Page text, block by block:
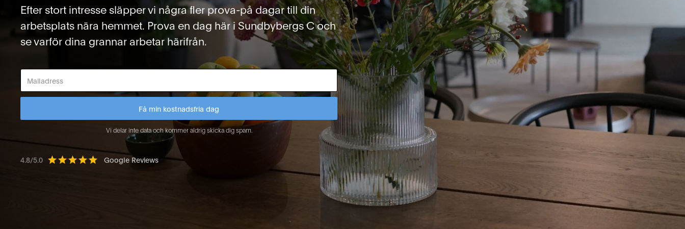
Efter stort intresse släpper vi några fler prova-på dagar till din
arbetsplats nära hemmet. Prova en dag här i Sundbybergs C och
se varför dina grannar arbetar härifrån.
Vi delar inte data och kommer aldrig skicka dig spam.
4.8/5.0 Google Reviews